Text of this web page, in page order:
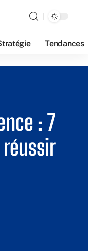
Tendances
: 7